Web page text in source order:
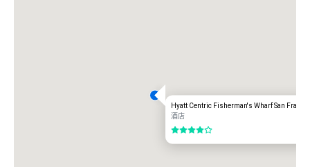
Hyatt Centric Fisherman's Wharf San
酒店
4/5